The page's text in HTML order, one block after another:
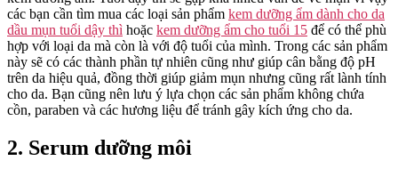
các bạn cần tìm mua các loại sản phẩm kem dưỡng ẩm dành cho da
dầu mụn tuổi dậy thì hoặc kem dưỡng ẩm cho tuổi 15 để có thể phù
hợp với loại da mà còn là với độ tuổi của mình. Trong các sản phẩm
này sẽ có các thành phần tự nhiên cũng như giúp cân bằng độ pH
trên da hiệu quả, đồng thời giúp giảm mụn nhưng cũng rất lành tính
cho da. Bạn cũng nên lưu ý lựa chọn các sản phẩm không chứa
cồn, paraben và các hương liệu để tránh gây kích ứng cho da.
2. Serum dưỡng môi